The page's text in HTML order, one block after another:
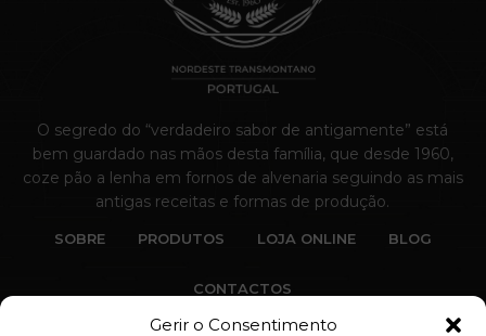
Gerir o Consentimento
O segredo do “verdadeiro sabor de antigamente” está
bem guardado nas mãos desta família, que desde 1960,
coze pão a lenha em fornos de alvenaria seguindo as mais
antigas receitas e formas de produção.
SOBRE PRODUTOS LOJA ONLINE BLOG
CONTACTOS